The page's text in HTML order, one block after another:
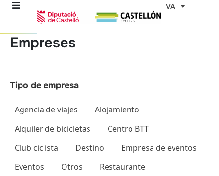
Vés
VA
Empreses
Agencia de viajes
Alojamiento
Alquiler de bicicletas
Centro BTT
Club ciclista
Destino
Empresa de eventos
Eventos
Otros
Restaurante